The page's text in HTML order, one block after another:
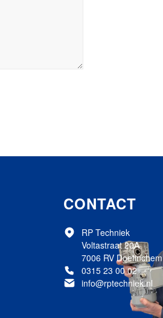
CONTACT
RP Techniek
Voltastraat 20A
7006 RV Doetinchem
0315 23 00 02
info@rptechniek.nl